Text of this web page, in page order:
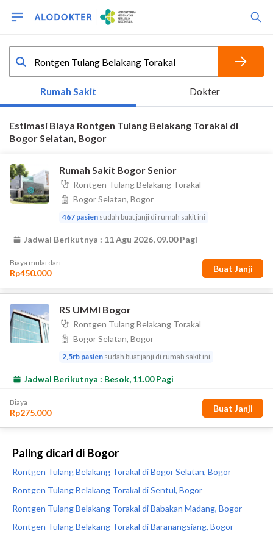
Paling dicari di Bogor
Rontgen Tulang Belakang Torakal di Bogor Selatan, Bogor
Rontgen Tulang Belakang Torakal di Sentul, Bogor
Rontgen Tulang Belakang Torakal di Babakan Madang, Bogor
Rontgen Tulang Belakang Torakal di Baranangsiang, Bogor